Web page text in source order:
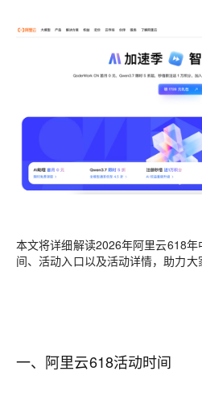
本文将详细解读2026年阿里云618
间、活动入口以及活动详情，助力大
一、阿里云618活动时间